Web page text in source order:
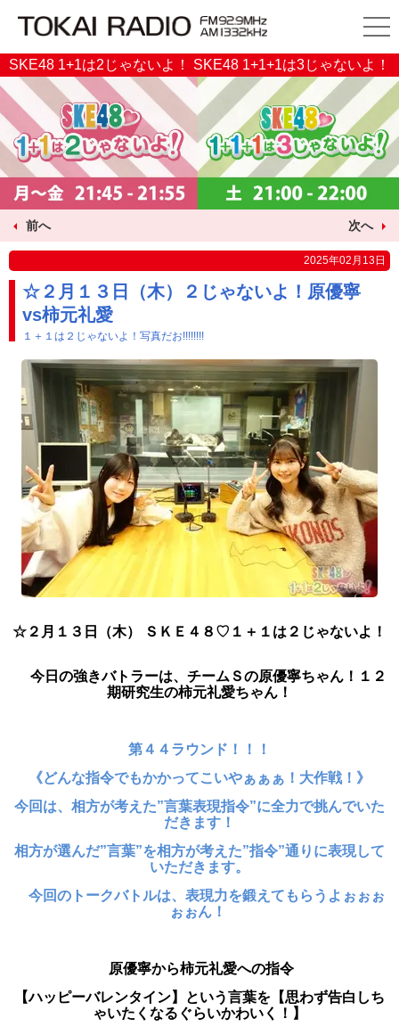
SKE48 1+1は2じゃないよ！ SKE48 1+1+1は3じゃないよ！
前へ 次へ
2025年02月13日
☆２月１３日（木）２じゃないよ！原優寧
vs柿元礼愛
１＋１は２じゃないよ！写真だお!!!!!!!!
☆２ 月１３日（木） ＳＫＥ４８♡１＋１は２じゃないよ！
今日 の強きバトラーは、チームＳの原優寧ちゃん！１２
期研究生の柿元礼愛ちゃん！
第４４ラウンド！！！
《どんな指令でもかかってこいやぁぁぁ！大作戦！》
今回は、相方が考えた”言葉表現指令”に全力で挑んでいた
だきます！
相方が選んだ”言葉”を相方が考えた”指令”通りに表現して
いただきます。
今回のトークバトルは、表現力を鍛えてもらうよぉぉぉ
ぉぉん！
原優寧から柿元礼愛への指令
【ハッピーバレンタイン】という言葉を【思わず告白しち
ゃいたくなるぐらいかわいく！】